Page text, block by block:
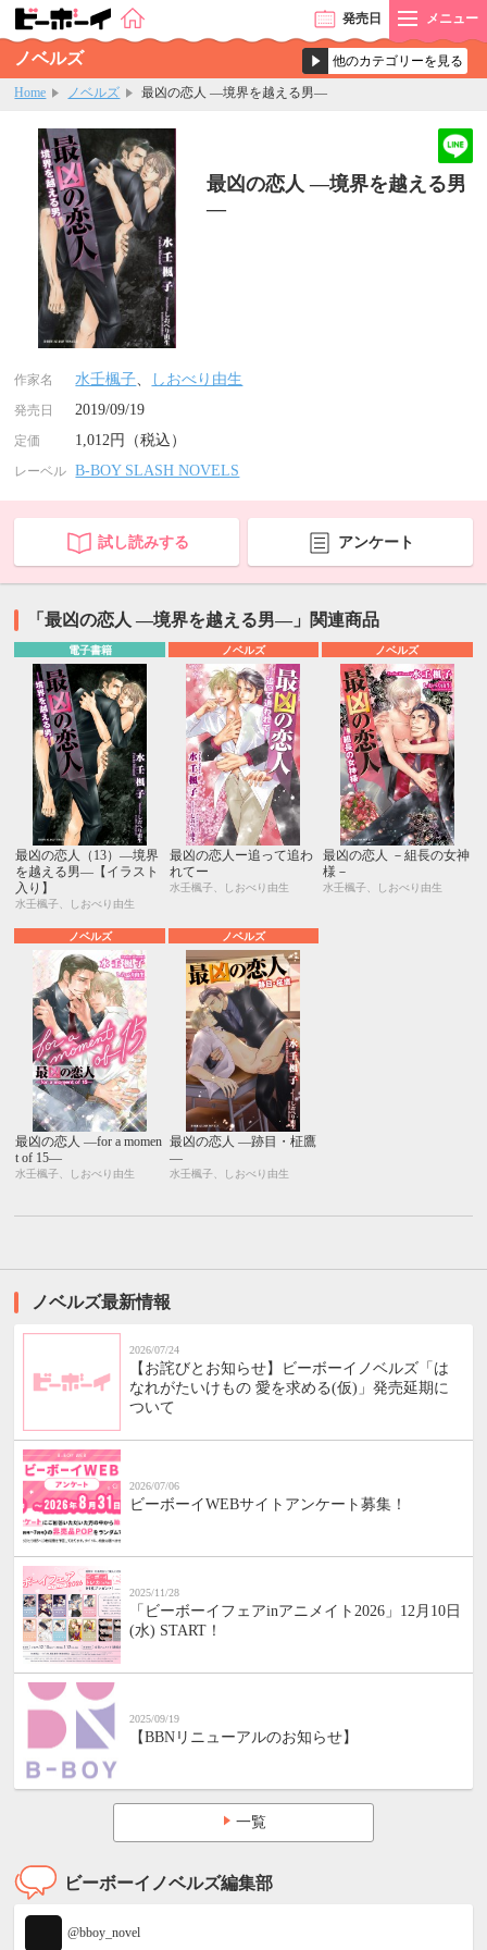
発売日 メニュー
ノベルズ
Home ノベルズ 最凶の恋人 ―境界を越える男―
最凶の恋人 ―境界を越える男
―
作家名 水壬楓子、 しおべり由生
発売日 2019/09/19
定価 1,012円（税込）
レーベル B-BOY SLASH NOVELS
試し読みする アンケート
「最凶の恋人 ―境界を越える男―」関連商品
電子書籍
最凶の恋人（13）―境界
を越える男―【イラスト
入り】
水壬楓子、しおべり由生
ノベルズ
最凶の恋人ー追って追わ
れてー
水壬楓子、しおべり由生
ノベルズ
最凶の恋人 －組長の女神
様－
水壬楓子、しおべり由生
ノベルズ
最凶の恋人 ―for a momen
t of 15―
水壬楓子、しおべり由生
ノベルズ
最凶の恋人 ―跡目・柾鷹
―
水壬楓子、しおべり由生
ノベルズ最新情報
2026/07/24
【お詫びとお知らせ】ビーボーイノベルズ「は
なれがたいけもの 愛を求める(仮)」発売延期に
ついて
2026/07/06
ビーボーイWEBサイトアンケート募集！
2025/11/28
「ビーボーイフェアinアニメイト2026」12月10日
(水) START！
2025/09/19
【BBNリニューアルのお知らせ】
一覧
ビーボーイノベルズ編集部
@bboy_novel